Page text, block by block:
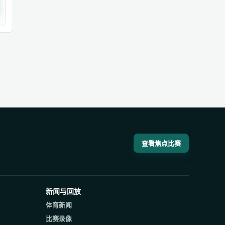
查看焦点比赛
新闻与回放
体育新闻
比赛录像